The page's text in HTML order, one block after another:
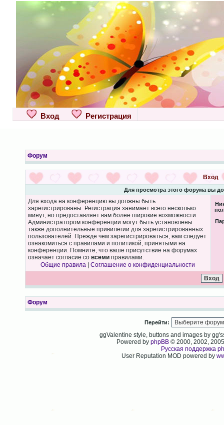
Вход Регистрация
Форум
Вход
Для просмотра этого форума вы
Для входа на конференцию вы должны быть
зарегистрированы. Регистрация занимает всего несколько
минут, но предоставляет вам более широкие возможности.
Администратором конференции могут быть установлены
также дополнительные привилегии для зарегистрированных
пользователей. Прежде чем зарегистрироваться, вам следует
ознакомиться с правилами и политикой, принятыми на
конференции. Помните, что ваше присутствие на форумах
означает согласие со всемиправилами.
Общие правила
Соглашение о конфиденциальности
Форум
Перейти:
ggValentine style, buttons and images by
Powered byphpBB © 2000, 2002,
Русская поддержка
User Reputation MOD powered by